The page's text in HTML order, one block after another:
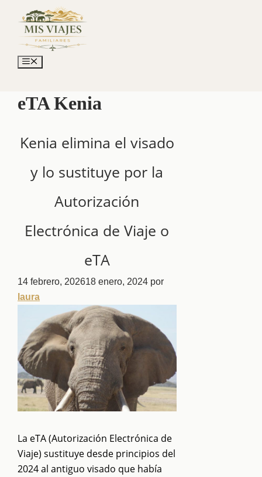
contenido
Menú
eTA Kenia
Kenia elimina el visado
y lo sustituye por la
Autorización
Electrónica de Viaje o
eTA
14 febrero, 202618 enero, 2024 por
laura
La eTA (Autorización Electrónica de
Viaje) sustituye desde principios del
2024 al antiguo visado que había